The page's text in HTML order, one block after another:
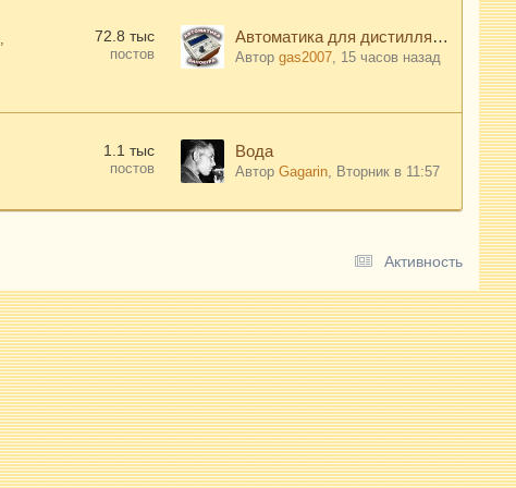
72.8 тыс
постов
Автоматика для дистилляции, ректификации и затирания солода - "Хелпер Wi-Fi"
Автор gas2007, 15 часов назад
1.1 тыс
постов
Вода
Автор Gagarin, Вторник в 11:57
Активность